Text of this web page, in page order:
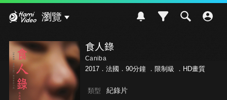
瀏覽
食人錄
Caniba
2017．法國．90分鐘 ． 限制級 ．HD畫質
類型 紀錄片